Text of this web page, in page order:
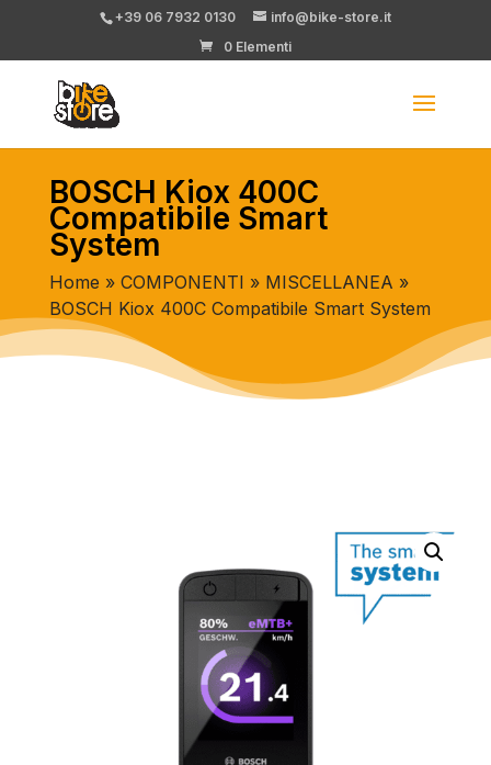
+39 06 7932 0130
info@bike-store.it
0 Elementi
BOSCH Kiox 400C
Compatibile Smart
System
Home » COMPONENTI » MISCELLANEA »
BOSCH Kiox 400C Compatibile Smart System